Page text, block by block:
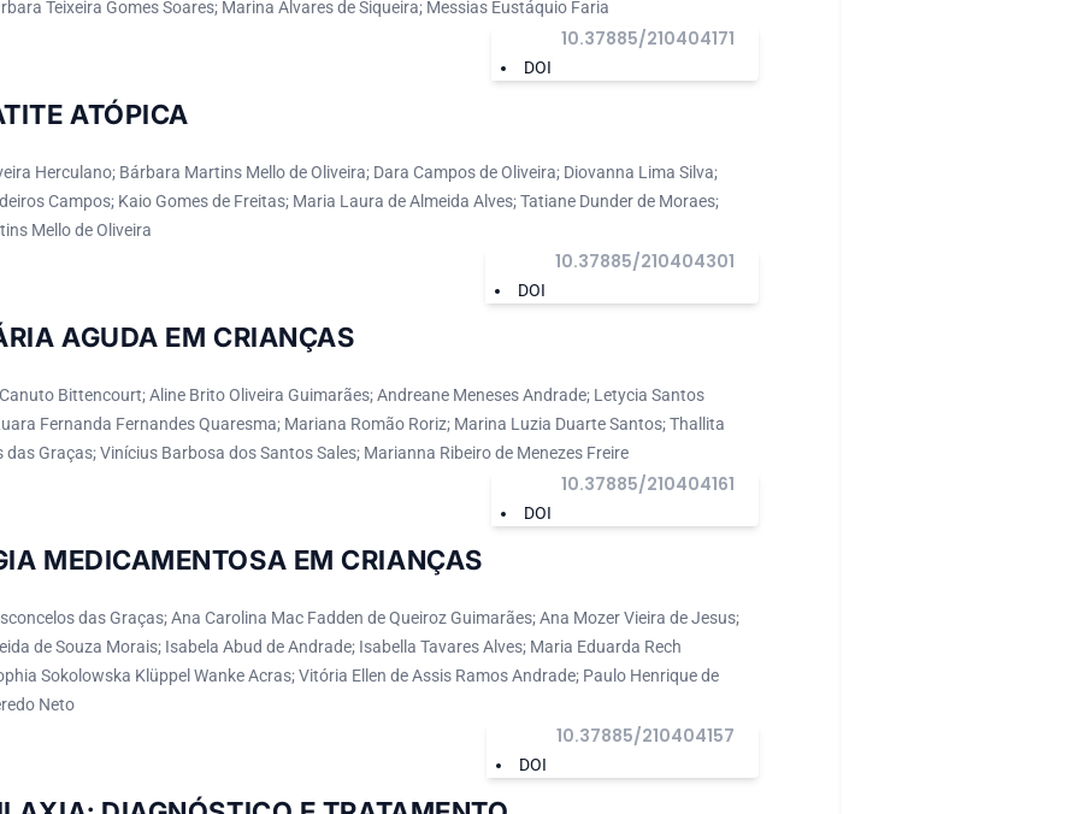
Teixeira Gomes Soares; Marina Álvares de Siqueira; Messias Eustáquio Faria
DOI
10.37885/210404171
ATÓPICA
Herculano; Bárbara Martins Mello de Oliveira; Dara Campos de Oliveira; Diovanna Lima Silva;
Campos; Kaio Gomes de Freitas; Maria Laura de Almeida Alves; Tatiane Dunder de Moraes;
Mello de Oliveira
DOI
10.37885/210404301
AGUDA EM CRIANÇAS
Bittencourt; Aline Brito Oliveira Guimarães; Andreane Meneses Andrade; Letycia Santos
Fernanda Fernandes Quaresma; Mariana Romão Roriz; Marina Luzia Duarte Santos; Thallita
das Graças; Vinícius Barbosa dos Santos Sales; Marianna Ribeiro de Menezes Freire
DOI
10.37885/210404161
MEDICAMENTOSA EM CRIANÇAS
das Graças; Ana Carolina Mac Fadden de Queiroz Guimarães; Ana Mozer Vieira de Jesus;
de Souza Morais; Isabela Abud de Andrade; Isabella Tavares Alves; Maria Eduarda Rech
Sokolowska Klüppel Wanke Acras; Vitória Ellen de Assis Ramos Andrade; Paulo Henrique de
Neto
DOI
10.37885/210404157